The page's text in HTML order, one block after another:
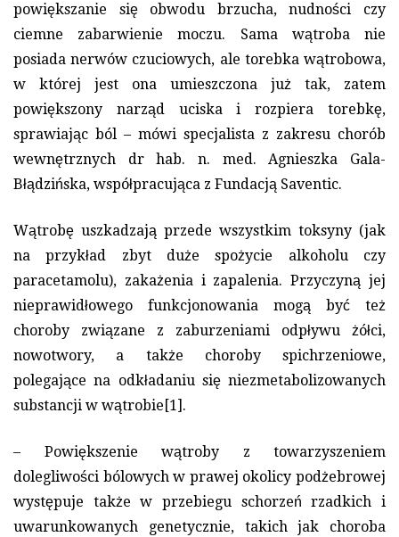
powiększanie się obwodu brzucha, nudności czy
ciemne zabarwienie moczu. Sama wątroba nie
posiada nerwów czuciowych, ale torebka wątrobowa,
w której jest ona umieszczona już tak, zatem
powiększony narząd uciska i rozpiera torebkę,
sprawiając ból – mówi specjalista z zakresu chorób
wewnętrznych dr hab. n. med. Agnieszka Gala-
Błądzińska, współpracująca z Fundacją Saventic.
Wątrobę uszkadzają przede wszystkim toksyny (jak
na przykład zbyt duże spożycie alkoholu czy
paracetamolu), zakażenia i zapalenia. Przyczyną jej
nieprawidłowego funkcjonowania mogą być też
choroby związane z zaburzeniami odpływu żółci,
nowotwory, a także choroby spichrzeniowe,
polegające na odkładaniu się niezmetabolizowanych
substancji w wątrobie[1].
– Powiększenie wątroby z towarzyszeniem
dolegliwości bólowych w prawej okolicy podżebrowej
występuje także w przebiegu schorzeń rzadkich i
uwarunkowanych genetycznie, takich jak choroba